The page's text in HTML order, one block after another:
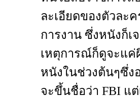
ละเอียดของตัวละ
การงาน ซึ่งหนังก็เ
เหตุการณ์ก็ดูจะแค่
หนังในช่วงต้นๆซึ่ง
จะขึ้นชื่อว่า FBI แ